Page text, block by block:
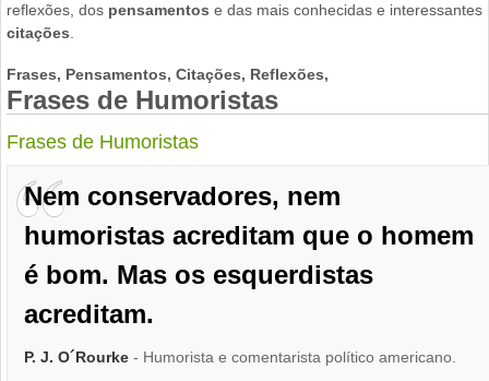
reflexões, dos pensamentos e das mais conhecidas e interessantes
citações
Frases, Pensamentos, Citações, Reflexões,
Frases de Humoristas
Frases de Humoristas
Nem conservadores, nem
humoristas acreditam que o homem
é bom. Mas os esquerdistas
acreditam.
P. J. O´Rourke - Humorista e comentarista político americano.